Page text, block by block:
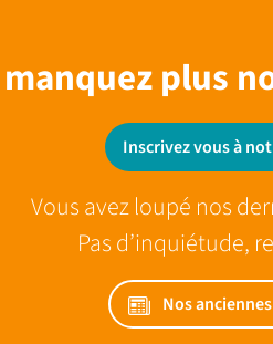
plus
Inscrivez vous à
Vous avez loupé nos
Pas d’inquiétude,
Nos